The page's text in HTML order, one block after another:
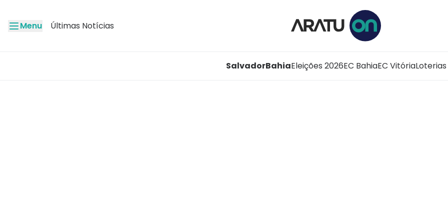
Menu Últimas Notícias
SalvadorBahiaEleições 2026EC BahiaEC VitóriaLoterias